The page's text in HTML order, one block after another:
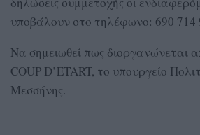
υποβάλουν στο τηλέφωνο: 690 714
Να σημειωθεί πως διοργανώνεται
COUP D’ETART, το υπουργείο
Μεσσήνης.